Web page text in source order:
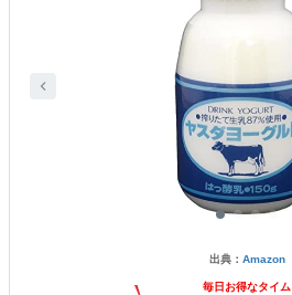
出典： Amazon
毎日お得なタイム